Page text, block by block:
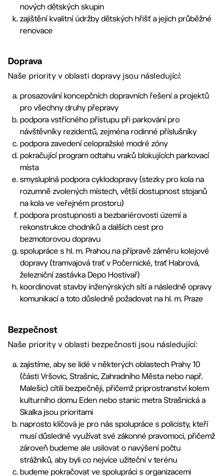
nových dětských skupin
zajištění kvalitní údržby dětských hřišť a jejich průběžné
renovace
Doprava
Naše priority v oblasti dopravy jsou následující:
prosazování koncepčních dopravních řešení a projektů
pro všechny druhy přepravy
podpora vstřícného přístupu při parkování pro
návštěvníky rezidentů, zejména rodinné příslušníky
podpora zavedení celopražské modré zóny
pokračující program odtahu vraků blokujících parkovací
místa
smysluplná podpora cyklodopravy (stezky pro kola na
rozumně zvolených místech, větší dostupnost stojanů
na kola ve veřejném prostoru)
podpora prostupnosti a bezbariérovosti území a
rekonstrukce chodníků a dalších cest pro
bezmotorovou dopravu
spolupráce s hl. m. Prahou na přípravě záměru kolejové
dopravy (tramvajová trať v Počernické, trať Habrová,
železniční zastávka Depo Hostivař)
koordinovat stavby inženýrských sítí a následně opravy
komunikací a toto důsledně požadovat na hl. m. Praze
Bezpečnost
Naše priority v oblasti bezpečnosti jsou následující:
zajistíme, aby se lidé v některých oblastech Prahy 10
(části Vršovic, Strašnic, Zahradního Města nebo např.
Malešic) cítili bezpečněji, přičemž priprostranství kolem
kulturního domu Eden nebo stanic metra Strašnická a
Skalka jsou prioritami
naprosto klíčová je pro nás spolupráce s policisty, kteří
musí důsledně využívat své zákonné pravomoci, přičemž
zároveň budeme ale usilovat o navýšení počtu
strážníků, aby byli co nejvíce užiteční v terénu
budeme pokračovat ve spolupráci s organizacemi